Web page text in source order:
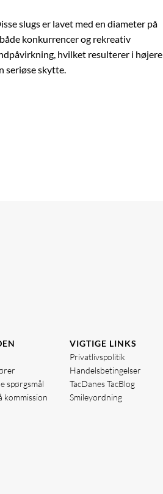
slugs er lavet med en diameter på
konkurrencer og rekreativ
hvilket resulterer i højere
seriøse skytte.
spørgsmål
kommission
VIGTIGE LINKS
Privatlivspolitik
Handelsbetingelser
TacDanes TacBlog
Smileyordning